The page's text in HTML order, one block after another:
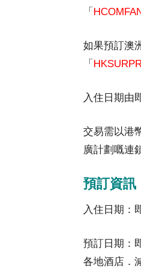
「
如果預訂澳
「
入住日期由
交易需以港
廣計劃嘅連
預訂資訊
入住日期：
預訂日期：
各地酒店．